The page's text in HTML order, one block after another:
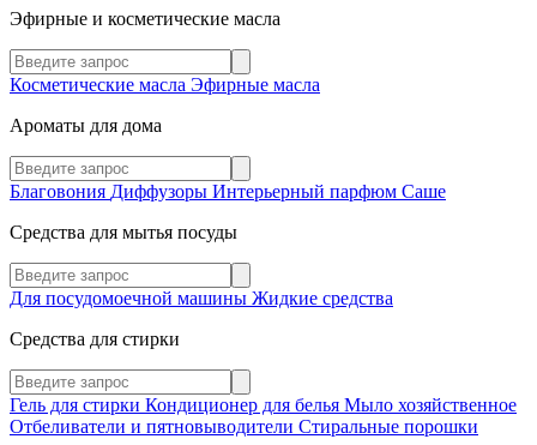
Эфирные и косметические масла
Косметические масла Эфирные масла
Ароматы для дома
Благовония Диффузоры Интерьерный парфюм Саше
Средства для мытья посуды
Для посудомоечной машины Жидкие средства
Средства для стирки
Гель для стирки Кондиционер для белья Мыло хозяйственное
Отбеливатели и пятновыводители Стиральные порошки